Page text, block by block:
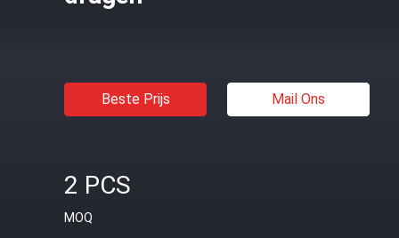
Beste Prijs Mail Ons
2 PCS
MOQ